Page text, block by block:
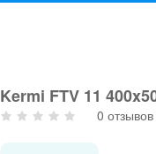
Kermi FTV 11
0 отзывов